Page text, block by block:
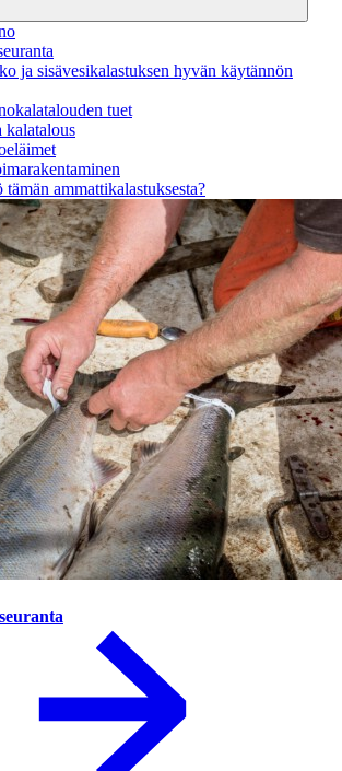
ja sisävesikalastuksen hyvän käytännön
tuet
kalatalous
tämän ammattikalastuksesta?